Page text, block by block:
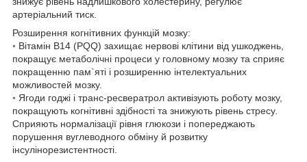
артеріальний тиск.
Розширення когнітивних функцій мозку:
◦ Вітамін В14 (PQQ) захищає нервові клітини від ушкоджень,
покращує метаболічні процеси у головному мозку та сприяє
покращенню пам`яті і розширенню інтелектуальних
можливостей мозку.
◦ Ягоди годжі і транс-ресвератрол активізують роботу мозку,
покращують когнітивні здібності та знижують рівень стресу.
Сприяють нормалізації рівня глюкози і попереджають
порушення вуглеводного обміну й розвитку
інсулінорезистентності.